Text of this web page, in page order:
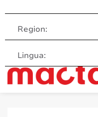
Region:
Lingua:
Servizio clienti